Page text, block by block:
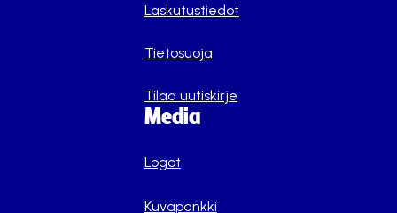
Laskutustiedot
Tietosuoja
Tilaa uutiskirje
Media
Logot
Kuvapankki